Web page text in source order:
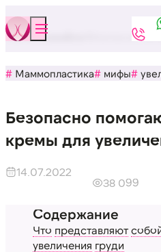
Бюстклиника Безопасно
Маммопластика мифы
Безопасно
кремы для
14.07.2022
38 099
Что представляют
увеличения груди